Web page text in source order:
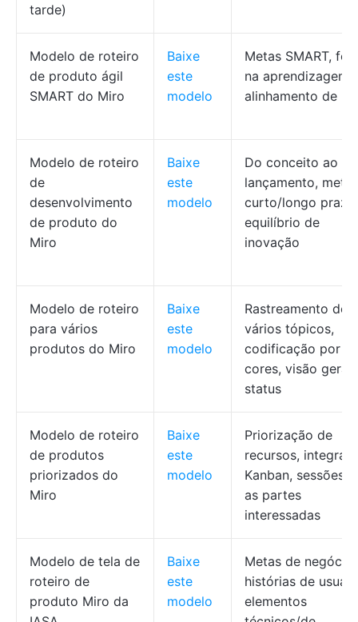
tarde)
Modelo de roteiro
de produto ágil
SMART do Miro
Baixe
este
modelo
Metas SMART,
na aprendizagem,
alinhamento de
Modelo de roteiro
de
desenvolvimento
de produto do
Miro
Baixe
este
modelo
Do conceito ao
lançamento,
curto/longo prazo,
equilíbrio de
inovação
Modelo de roteiro
para vários
produtos do Miro
Baixe
este
modelo
Rastreamento de
vários tópicos,
codificação por
cores, visão geral
status
Modelo de roteiro
de produtos
priorizados do
Miro
Baixe
este
modelo
Priorização de
recursos,
Kanban, sessões
as partes
interessadas
Modelo de tela de
roteiro de
produto Miro da
Baixe
este
modelo
Metas de
histórias de
elementos